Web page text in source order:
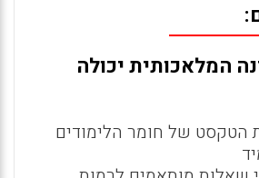
המלאכותית יכולה
של חומר הלימודים